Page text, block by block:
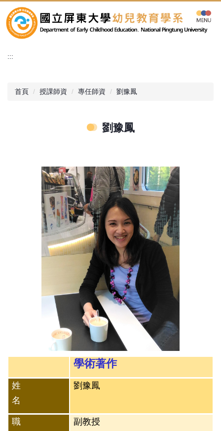
到
主
容
:::
首頁 授課師資 專任師資 劉豫鳳
劉豫鳳
學術著作
姓
名
劉豫鳳
職
副教授